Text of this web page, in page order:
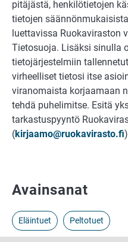
Avainsanat
Eläintuet Peltotuet
pitäjästä, henkilötietojen
tietojen
luettavissa Ruokaviraston
Tietosuoja. Lisäksi sinulla
tietojärjestelmiin
virheelliset tietosi itse
viranomaista korjaamaan
tehdä puhelimitse. Esitä
tarkastuspyyntö
(kirjaamo@ruokavirasto.fi